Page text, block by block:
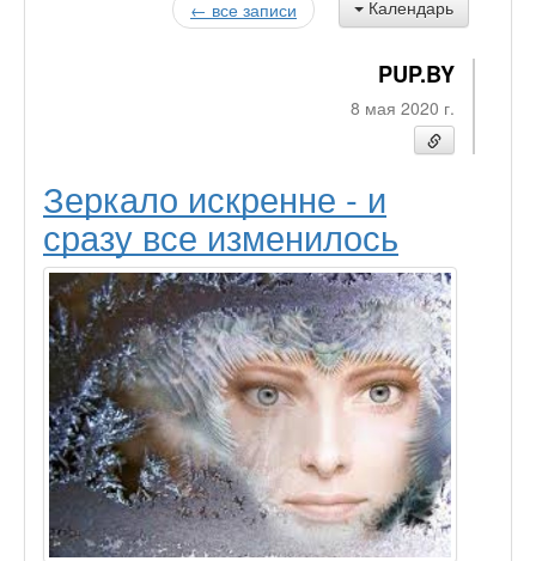
Календарь
← все записи
PUP.BY
8 мая 2020 г.
Зеркало искренне - и
сразу все изменилось